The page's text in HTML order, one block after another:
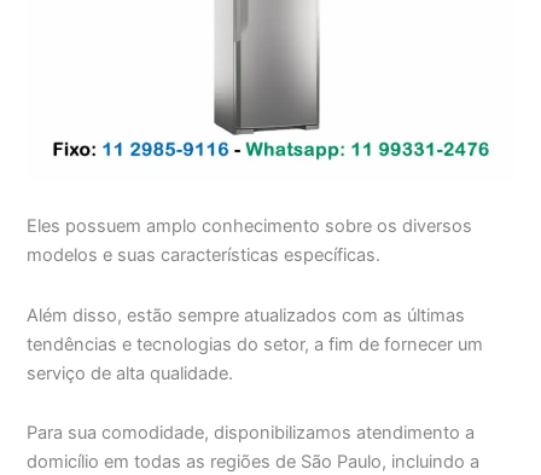
Eles possuem amplo conhecimento sobre os diversos
modelos e suas características específicas.
Além disso, estão sempre atualizados com as últimas
tendências e tecnologias do setor, a fim de fornecer um
serviço de alta qualidade.
Para sua comodidade, disponibilizamos atendimento a
domicílio em todas as regiões de São Paulo, incluindo a